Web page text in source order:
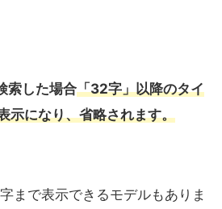
索した場合「32字」以降のタイ
示になり、省略されます。
まで表示できるモデルもありま